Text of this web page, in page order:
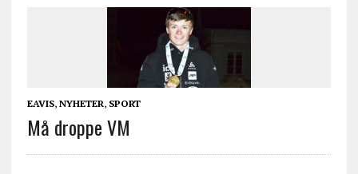
EAVIS, NYHETER, SPORT
Må droppe VM